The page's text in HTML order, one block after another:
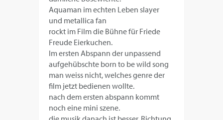
Aquaman im echten Leben slayer
und metallica fan
rockt im Film die Bühne für Friede
Freude Eierkuchen.
Im ersten Abspann der unpassend
aufgehübschte born to be wild song
man weiss nicht, welches genre der
film jetzt bedienen wollte.
nach dem ersten abspann kommt
noch eine mini szene.